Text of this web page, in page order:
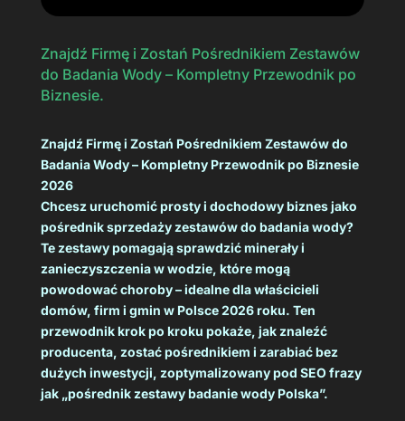
Znajdź Firmę i Zostań Pośrednikiem Zestawów
do Badania Wody – Kompletny Przewodnik po
Biznesie.
Znajdź Firmę i Zostań Pośrednikiem Zestawów do
Badania Wody – Kompletny Przewodnik po Biznesie
2026
Chcesz uruchomić prosty i dochodowy biznes jako
pośrednik sprzedaży zestawów do badania wody?
Te zestawy pomagają sprawdzić minerały i
zanieczyszczenia w wodzie, które mogą
powodować choroby – idealne dla właścicieli
domów, firm i gmin w Polsce 2026 roku. Ten
przewodnik krok po kroku pokaże, jak znaleźć
producenta, zostać pośrednikiem i zarabiać bez
dużych inwestycji, zoptymalizowany pod SEO frazy
jak „pośrednik zestawy badanie wody Polska”.